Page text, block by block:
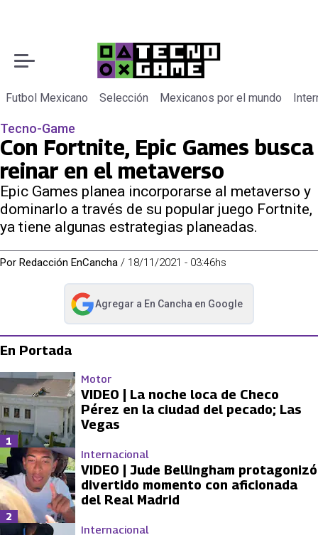
Futbol Mexicano Selección Mexicanos por el mundo
Tecno-Game
Con Fortnite, Epic Games busca
reinar en el metaverso
Epic Games planea incorporarse al metaverso y
dominarlo a través de su popular juego Fortnite,
ya tiene algunas estrategias planeadas.
Por Redacción EnCancha / 18/11/2021 - 03:46hs
Agregar a En Cancha en Google
abre en nueva pestaña
En Portada
Motor
VIDEO | La noche loca de Checo
Pérez en la ciudad del pecado; Las
Vegas
1
Internacional
VIDEO | Jude Bellingham protagonizó
divertido momento con aficionada
del Real Madrid
2
Internacional